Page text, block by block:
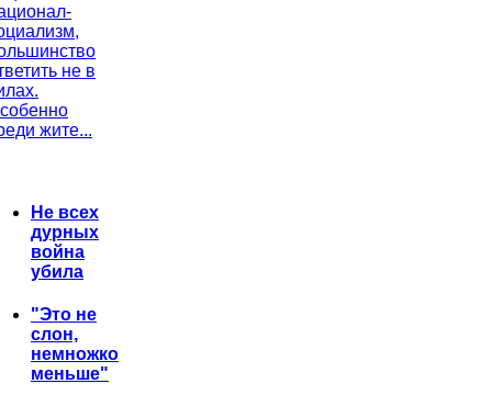
не в
жите...
Не всех
дурных
война
убила
"Это не
слон,
немножко
меньше"